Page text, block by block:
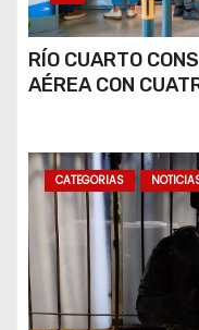
RÍO CUARTO
AÉREA CON
CATEGORIAS